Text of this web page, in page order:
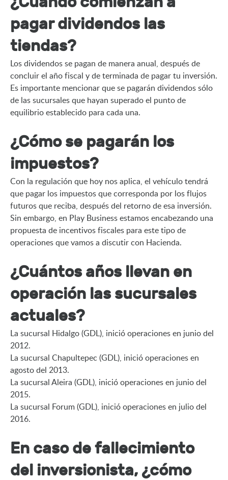
pagar dividendos las
tiendas?
Los dividendos se pagan de manera anual, después de
concluir el año fiscal y de terminada de pagar tu inversión.
Es importante mencionar que se pagarán dividendos sólo
de las sucursales que hayan superado el punto de
equilibrio establecido para cada una.
¿Cómo se pagarán los
impuestos?
Con la regulación que hoy nos aplica, el vehículo tendrá
que pagar los impuestos que corresponda por los flujos
futuros que reciba, después del retorno de esa inversión.
Sin embargo, en Play Business estamos encabezando una
propuesta de incentivos fiscales para este tipo de
operaciones que vamos a discutir con Hacienda.
¿Cuántos años llevan en
operación las sucursales
actuales?
La sucursal Hidalgo (GDL), inició operaciones en junio del
2012.
La sucursal Chapultepec (GDL), inició operaciones en
agosto del 2013.
La sucursal Aleira (GDL), inició operaciones en junio del
2015.
La sucursal Forum (GDL), inició operaciones en julio del
2016.
En caso de fallecimiento
del inversionista, ¿cómo